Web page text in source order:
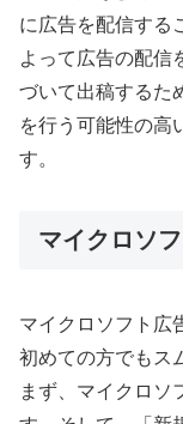
に広告を配信する
よって広告の配信
づいて出稿するた
を行う可能性の高
す。
マイクロソ
マイクロソフト広
初めての方でもス
まず、マイクロソ